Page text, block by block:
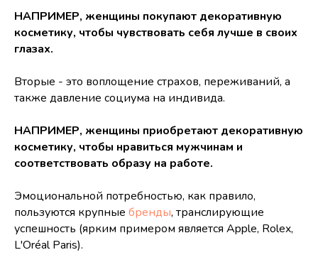
НАПРИМЕР, женщины покупают декоративную
косметику, чтобы чувствовать себя лучше в своих
глазах.
Вторые - это воплощение страхов, переживаний, а
также давление социума на индивида.
НАПРИМЕР, женщины приобретают декоративную
косметику, чтобы нравиться мужчинам и
соответствовать образу на работе.
Эмоциональной потребностью, как правило,
пользуются крупные бренды, транслирующие
успешность (ярким примером является Apple, Rolex,
L'Oréal Paris).